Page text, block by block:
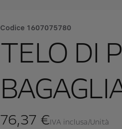
Codice 1607075780
TELO DI
76,37 €IVA inclusa/Unità